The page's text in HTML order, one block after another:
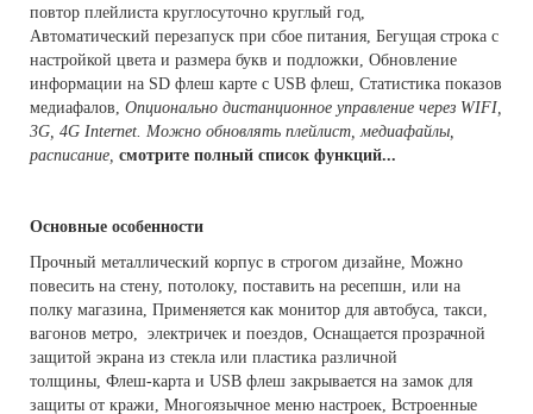
повтор плейлиста круглосуточно круглый год,
Автоматический перезапуск при сбое питания, Бегущая строка с
настройкой цвета и размера букв и подложки, Обновление
информации на SD флеш карте c USB флеш, Статистика показов
медиафалов, Опционально дистанционное управление через WIFI,
3G, 4G Internet. Можно обновлять плейлист, медиафайлы,
расписание, cмотрите полный список функций...
Основные особенности
Прочный металлический корпус в строгом дизайне, Можно
повесить на стену, потолоку, поставить на ресепшн, или на
полку магазина, Применяется как монитор для автобуса, такси,
вагонов метро, электричек и поездов, Оснащается прозрачной
защитой экрана из стекла или пластика различной
толщины, Флеш-карта и USB флеш закрывается на замок для
защиты от кражи, Многоязычное меню настроек, Встроенные